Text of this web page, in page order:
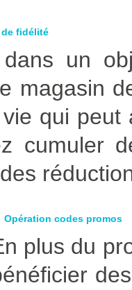
de fidélité
dans un
magasin
qui peut
cumuler
Opération codes promos
plus du